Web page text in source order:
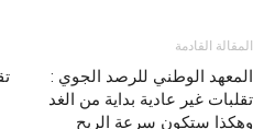
المقالة القادمة
المعهد الوطني للرصد الجوي :
تقلبات غير عادية بداية من الغد
وهكذا ستكون سرعة الريح